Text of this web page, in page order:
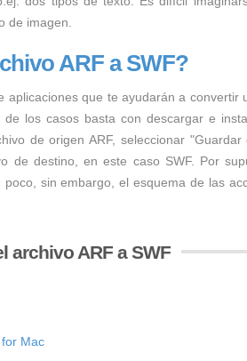
de imagen.
ARF a SWF?
aplicaciones que te ayudarán a convertir
los casos basta con descargar e
de origen ARF, seleccionar
de destino, en este caso SWF. Por
sin embargo, el esquema de las
archivo ARF a SWF
Mac